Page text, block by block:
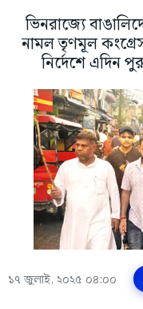
ভিনরাজ্যে
নামল তৃণমূল
নির্দেশে এদিন
১৭ জুলাই, ২০২৫ ০৪:০০